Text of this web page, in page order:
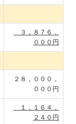
３，８７６，
０００円
２８，０００，
０００円
１，１６４，
２４０円